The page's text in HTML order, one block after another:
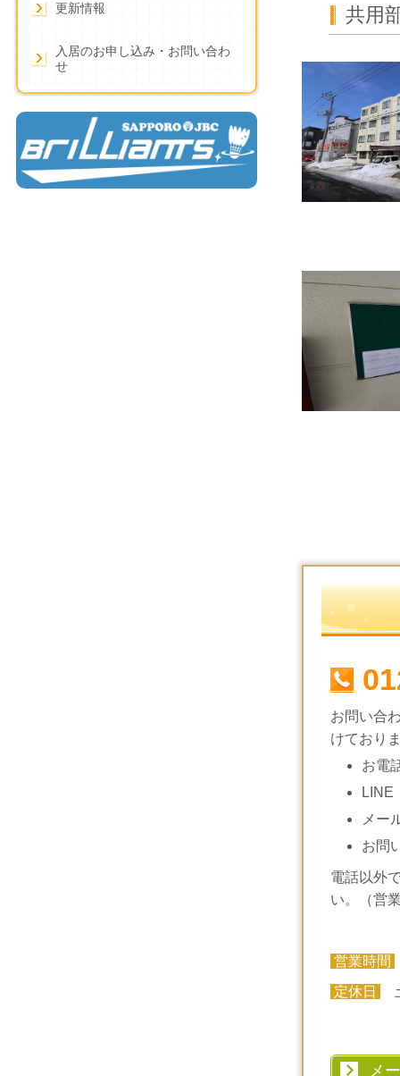
共用
お問い合
けており
お電
LINE
メー
お問
電話以外
い。（営
営業時間
定休日
メ
更新情報
入居のお申し込み・お問い合わ
せ